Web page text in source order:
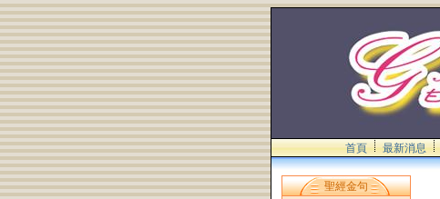
首頁 最新消息
聖經金句